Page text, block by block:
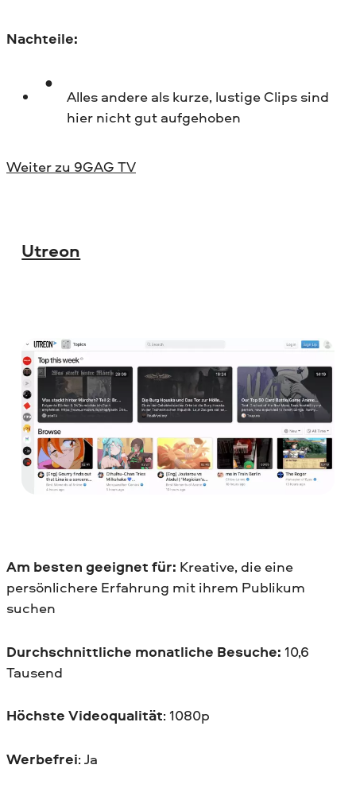
Nachteile:
Alles andere als kurze, lustige Clips sind
hier nicht gut aufgehoben
Weiter zu 9GAG TV
Utreon
Am besten geeignet für: Kreative, die eine
persönlichere Erfahrung mit ihrem Publikum
suchen
Durchschnittliche monatliche Besuche: 10,6
Tausend
Höchste Videoqualität: 1080p
Werbefrei: Ja